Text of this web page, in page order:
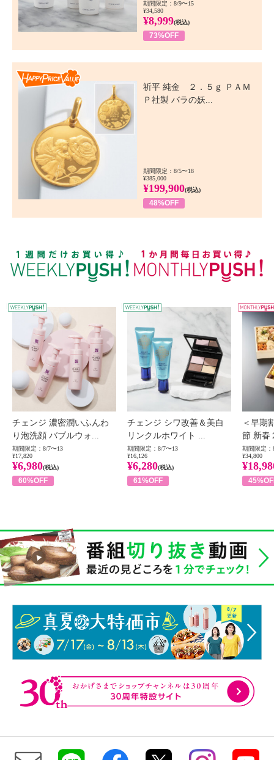
期間限定：8/9〜15
¥34,580
¥8,999(税込)
73%OFF
祈平 純金 ２．５ｇ ＰＡＭ
Ｐ社製 バラの妖...
期間限定：8/5〜18
¥385,000
¥199,900(税込)
48%OFF
WEEKLY PUSH
チェンジ 濃密潤いふんわ
り泡洗顔 バブルウォ...
期間限定：8/7〜13
¥17,820
¥6,980(税込)
60%OFF
チェンジ シワ改善＆美白
リンクルホワイト ...
期間限定：8/7〜13
¥16,126
¥6,280(税込)
61%OFF
＜早期
節 新春
期間限定：
¥34,800